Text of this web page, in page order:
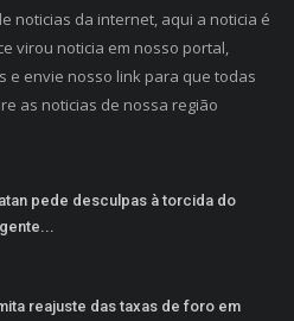
noticias da internet, aqui a noticia é
virou noticia em nosso portal,
e envie nosso link para que todas
as noticias de nossa região
pede desculpas à torcida do
reajuste das taxas de foro em